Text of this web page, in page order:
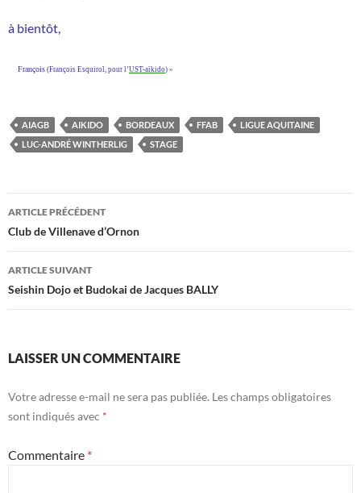
à bientôt,
François (François Esquirol, pour l’UST-aïkido) »
AIAGB AIKIDO BORDEAUX FFAB
LIGUE AQUITAINE
LUC-ANDRÉ WINTHERLIG
STAGE
Navigation
des
articles
ARTICLE PRÉCÉDENT
Club de Villenave d’Ornon
ARTICLE SUIVANT
Seishin Dojo et Budokai de Jacques BALLY
LAISSER UN COMMENTAIRE
Votre adresse e-mail ne sera pas publiée. Les champs obligatoires
sont indiqués avec *
Commentaire *